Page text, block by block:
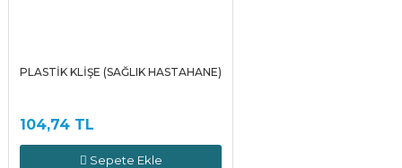
PLASTİK KLİŞE (SAĞLIK HASTAHANE)
104,74 TL
Sepete Ekle